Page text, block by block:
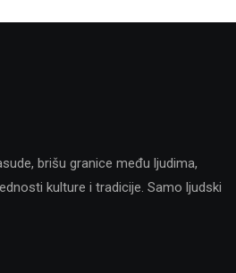
brišu granice među ljudima,
kulture i tradicije. Samo ljudski